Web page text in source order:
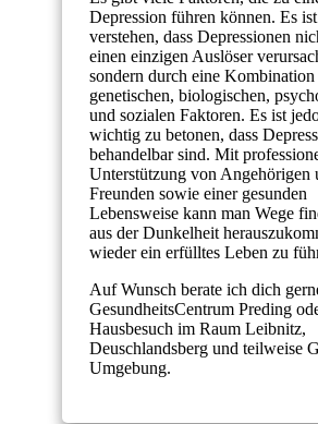
Depression führen können. Es
verstehen, dass Depressionen
einen einzigen Auslöser
sondern durch eine Kombination
genetischen, biologischen,
und sozialen Faktoren. Es ist
wichtig zu betonen, dass
behandelbar sind. Mit
Unterstützung von Angehörigen
Freunden sowie einer gesunden
Lebensweise kann man Wege
aus der Dunkelheit
wieder ein erfülltes Leben zu
Auf Wunsch berate ich dich
GesundheitsCentrum Preding
Hausbesuch im Raum Leibnitz,
Deuschlandsberg und teilweise
Umgebung.